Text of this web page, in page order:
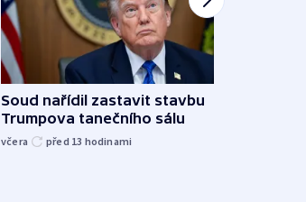
Soud nařídil zastavit stavbu
Trumpova tanečního sálu
včera před 13 hodinami